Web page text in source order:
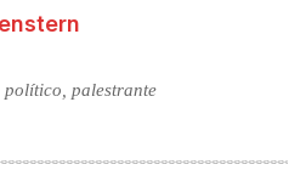
político, palestrante